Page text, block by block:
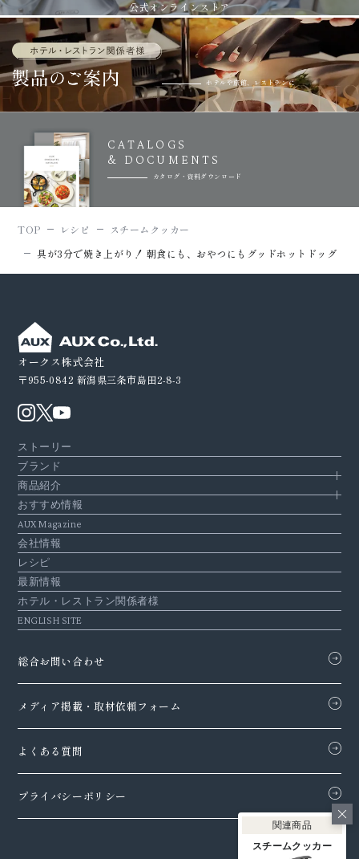
関連商品
スチームクッカー
公式オンラインストア
ホテルや旅館、レストランに
CATALOGS
& DOCUMENTS
カタログ・資料ダウンロード
TOP レシピ
スチームクッカー
具が3分で焼き上がり！ 朝食にも、おやつにもグッドホットドッグ
オークス株式会社
〒955-0842 新潟県三条市島田2-8-3
ストーリー
ブランド
商品紹介
おすすめ情報
AUX Magazine
会社情報
レシピ
最新情報
ホテル・レストラン関係者様
ENGLISH SITE
総合お問い合わせ
メディア掲載・取材依頼フォーム
よくある質問
プライバシーポリシー